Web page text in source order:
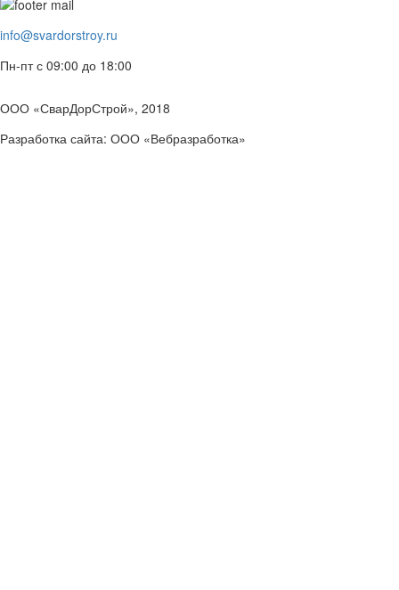
info@svardorstroy.ru
Пн-пт с 09:00 до 18:00
ООО «СварДорСтрой», 2018
Разработка сайта: ООО «Вебразработка»